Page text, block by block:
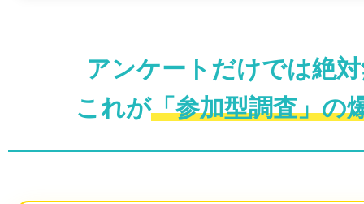
アンケートだけでは絶
これが「参加型調査」の